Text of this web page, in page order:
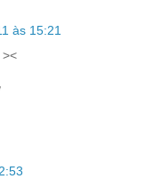
às 15:21